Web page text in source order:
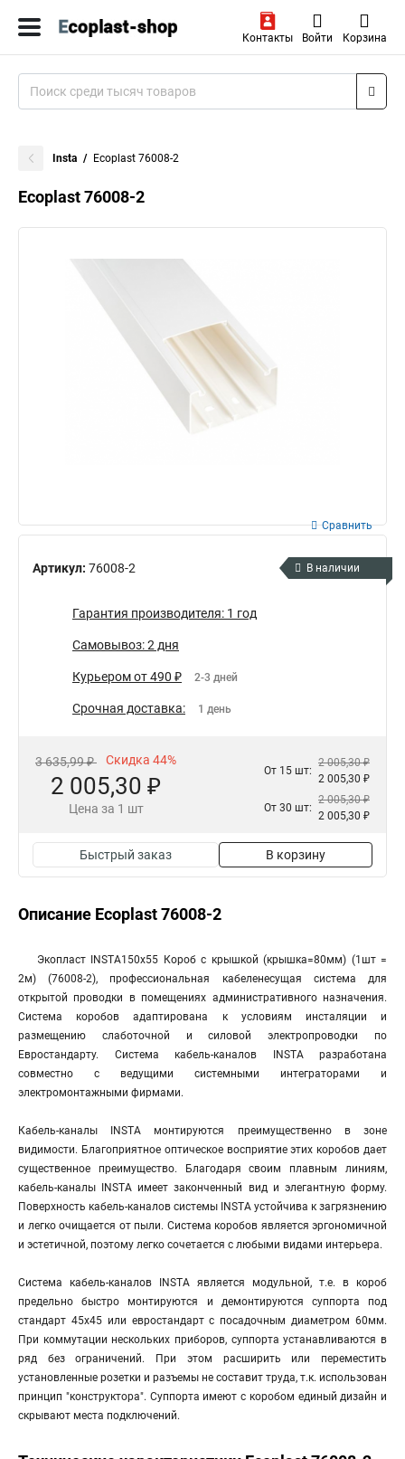
Контакты Войти Корзина
Insta Ecoplast 76008-2
Ecoplast 76008-2
Артикул: 76008-2
Сравнить
В наличии
Гарантия производителя: 1 год
Самовывоз: 2 дня
Курьером от 490 ₽ 2-3 дней
Срочная доставка: 1 день
3 635,99 ₽ Скидка 44%
2 005,30 ₽
Цена за 1 шт
От 15 шт:
2 005,30 ₽
2 005,30 ₽
От 30 шт:
2 005,30 ₽
2 005,30 ₽
Быстрый заказ В корзину
Описание Ecoplast 76008-2
Экопласт INSTA150x55 Короб с крышкой (крышка=80мм) (1шт =
2м) (76008-2), профессиональная кабеленесущая система для
открытой проводки в помещениях административного назначения.
Система коробов адаптирована к условиям инсталяции и
размещению слаботочной и силовой электропроводки по
Евростандарту. Система кабель-каналов INSTA разработана
совместно с ведущими системными интеграторами и
электромонтажными фирмами.
Кабель-каналы INSTA монтируются преимущественно в зоне
видимости. Благоприятное оптическое восприятие этих коробов дает
существенное преимущество. Благодаря своим плавным линиям,
кабель-каналы INSTA имеет законченный вид и элегантную форму.
Поверхность кабель-каналов системы INSTA устойчива к загрязнению
и легко очищается от пыли. Система коробов является эргономичной
и эстетичной, поэтому легко сочетается с любыми видами интерьера.
Система кабель-каналов INSTA является модульной, т.е. в короб
предельно быстро монтируются и демонтируются суппорта под
стандарт 45х45 или евростандарт с посадочным диаметром 60мм.
При коммутации нескольких приборов, суппорта устанавливаются в
ряд без ограничений. При этом расширить или переместить
установленные розетки и разъемы не составит труда, т.к. использован
принцип "конструктора". Суппорта имеют с коробом единый дизайн и
скрывают места подключений.